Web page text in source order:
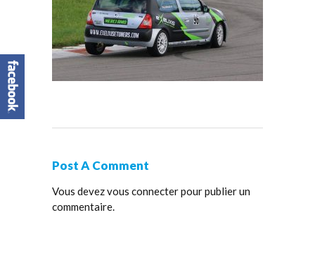
Post A Comment
Vous devezvous connecterpour publier un
commentaire.